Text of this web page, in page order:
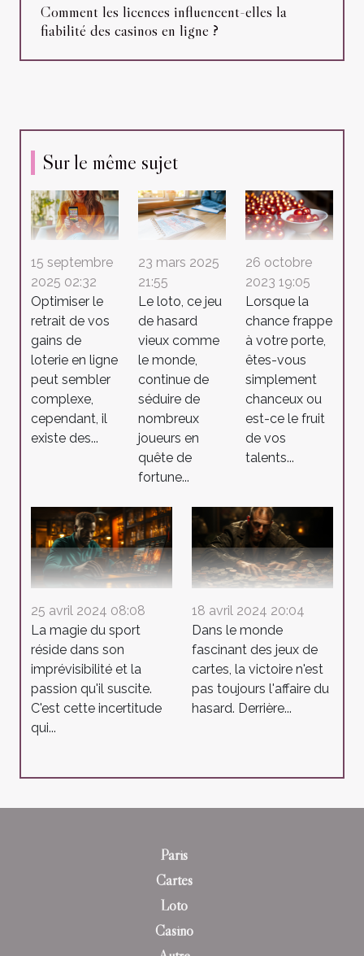
Comment les licences influencent-elles la
fiabilité des casinos en ligne ?
Sur le même sujet
15 septembre
2025 02:32
Optimiser le
retrait de vos
gains de
loterie en ligne
peut sembler
complexe,
cependant, il
existe des...
23 mars 2025
21:55
Le loto, ce jeu
de hasard
vieux comme
le monde,
continue de
séduire de
nombreux
joueurs en
quête de
fortune...
26 octobre
2023 19:05
Lorsque la
chance frappe
à votre porte,
êtes-vous
simplement
chanceux ou
est-ce le fruit
de vos
talents...
25 avril 2024 08:08
La magie du sport
réside dans son
imprévisibilité et la
passion qu'il suscite.
C'est cette incertitude
qui...
18 avril 2024 20:04
Dans le monde
fascinant des jeux de
cartes, la victoire n'est
pas toujours l'affaire du
hasard. Derrière...
Paris
Cartes
Loto
Casino